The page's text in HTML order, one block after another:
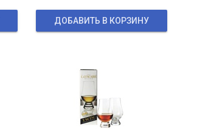
ДОБАВИТЬ В КОРЗИНУ